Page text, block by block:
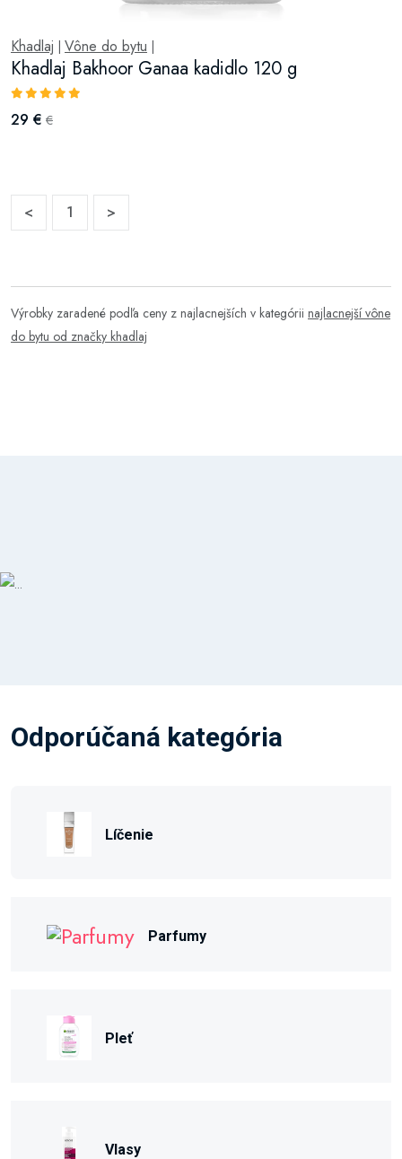
Khadlaj Vône do bytu
Khadlaj Bakhoor Ganaa kadidlo 120 g
29 € €
< 1 >
Výrobky zaradené podľa ceny z najlacnejších v kategórii najlacnejší vône
do bytu od značky khadlaj
Odporúčaná kategória
Líčenie
Parfumy
Pleť
Vlasy